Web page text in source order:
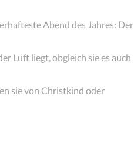
Abend des Jahres: Der
Luft liegt, obgleich sie es auch
sie von Christkind oder